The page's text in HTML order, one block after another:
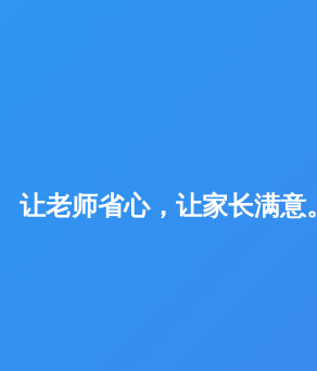
让老师省心，让家长满意。